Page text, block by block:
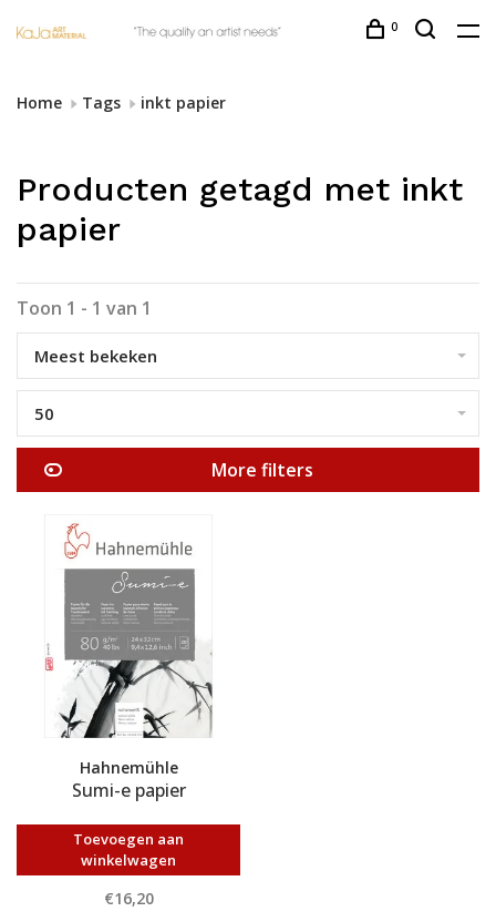
0
Home Tags inkt papier
Producten getagd met inkt
papier
Toon 1 - 1 van 1
Meest bekeken
50
More filters
Hahnemühle
Sumi-e papier
Toevoegen aan
winkelwagen
€16,20